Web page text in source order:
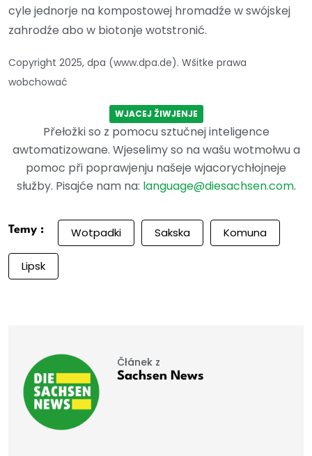
cyle jednorje na kompostowej hromadźe w swójskej
zahrodźe abo w biotonje wotstronić.
Copyright 2025, dpa (www.dpa.de). Wšitke prawa
wobchować
WJACEJ ŽIWJENJE
Přełožki so z pomocu sztučnej inteligence
awtomatizowane. Wjeselimy so na wašu wotmołwu a
pomoc při poprawjenju našeje wjacorychłojneje
słužby. Pisajće nam na: language@diesachsen.com.
Temy : Wotpadki Sakska Komuna
Lipsk
Čłánek z
Sachsen News